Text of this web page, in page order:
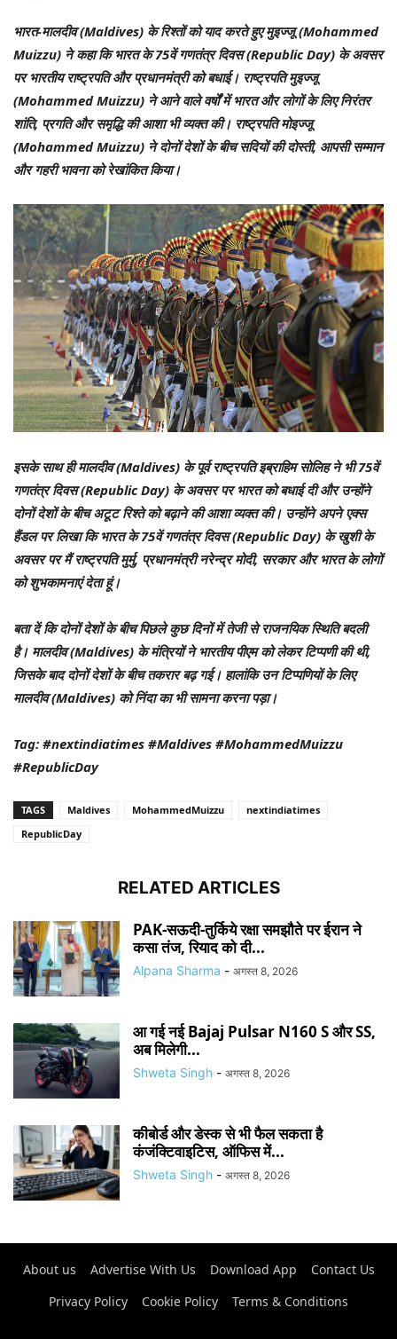
भारत-मालदीव (Maldives) के रिश्तों को याद करते हुए मुइज्जू (Mohammed
Muizzu) ने कहा कि भारत के 75वें गणतंत्र दिवस (Republic Day) के अवसर
पर भारतीय राष्ट्रपति और प्रधानमंत्री को बधाई। राष्ट्रपति मुइज्जू
(Mohammed Muizzu) ने आने वाले वर्षों में भारत और लोगों के लिए निरंतर
शांति, प्रगति और समृद्धि की आशा भी व्यक्त की। राष्ट्रपति मोइज्जू
(Mohammed Muizzu) ने दोनों देशों के बीच सदियों की दोस्ती, आपसी सम्मान
और गहरी भावना को रेखांकित किया।
इसके साथ ही मालदीव (Maldives) के पूर्व राष्ट्रपति इब्राहिम सोलिह ने भी 75वें
गणतंत्र दिवस (Republic Day) के अवसर पर भारत को बधाई दी और उन्होंने
दोनों देशों के बीच अटूट रिश्ते को बढ़ाने की आशा व्यक्त की। उन्होंने अपने एक्स
हैंडल पर लिखा कि भारत के 75वें गणतंत्र दिवस (Republic Day) के खुशी के
अवसर पर मैं राष्ट्रपति मुर्मु, प्रधानमंत्री नरेन्द्र मोदी, सरकार और भारत के लोगों
को शुभकामनाएं देता हूं।
बता दें कि दोनों देशों के बीच पिछले कुछ दिनों में तेजी से राजनयिक स्थिति बदली
है। मालदीव (Maldives) के मंत्रियों ने भारतीय पीएम को लेकर टिप्पणी की थी,
जिसके बाद दोनों देशों के बीच तकरार बढ़ गई। हालांकि उन टिप्पणियों के लिए
मालदीव (Maldives) को निंदा का भी सामना करना पड़ा।
Tag: #nextindiatimes #Maldives #MohammedMuizzu
#RepublicDay
TAGS Maldives MohammedMuizzu
nextindiatimes
RepublicDay
RELATED ARTICLES
PAK-सऊदी-तुर्किये रक्षा समझौते पर ईरान ने
कसा तंज, रियाद को दी...
Alpana Sharma - अगस्त 8, 2026
आ गई नई Bajaj Pulsar N160 S और SS,
अब मिलेगी...
Shweta Singh - अगस्त 8, 2026
कीबोर्ड और डेस्क से भी फैल सकता है
कंजंक्टिवाइटिस, ऑफिस में...
Shweta Singh - अगस्त 8, 2026
About us Advertise With Us Download App
Contact Us
Privacy Policy
Cookie Policy Terms & Conditions